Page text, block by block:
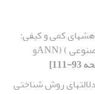
کمی و کیفی:
مقایسه روش شناسی های شبکه های عصبی مصنوعی ) (ANNو
روش شناختی